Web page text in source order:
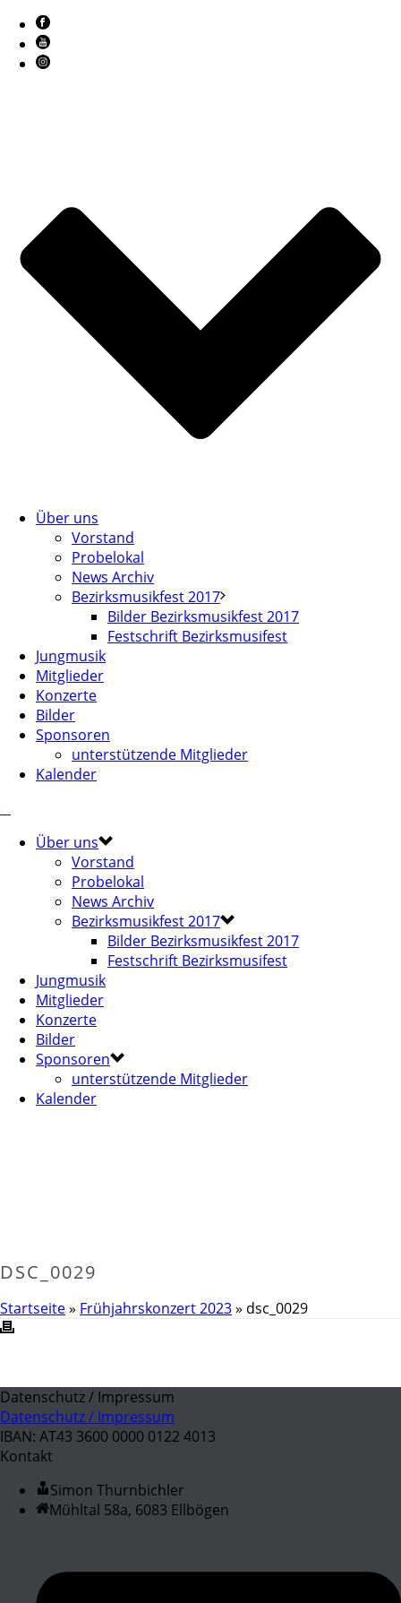
Über uns
Vorstand
Probelokal
News Archiv
Bezirksmusikfest 2017
Bilder Bezirksmusikfest 2017
Festschrift Bezirksmusifest
Jungmusik
Mitglieder
Konzerte
Bilder
Sponsoren
unterstützende Mitglieder
Kalender
Über uns
Vorstand
Probelokal
News Archiv
Bezirksmusikfest 2017
Bilder Bezirksmusikfest 2017
Festschrift Bezirksmusifest
Jungmusik
Mitglieder
Konzerte
Bilder
Sponsoren
unterstützende Mitglieder
Kalender
DSC_0029
Startseite» Frühjahrskonzert 2023» dsc_0029
Datenschutz / Impressum
Datenschutz / Impressum
IBAN: AT43 3600 0000 0122 4013
Kontakt
Simon Thurnbichler
Mühltal 58a, 6083 Ellbögen